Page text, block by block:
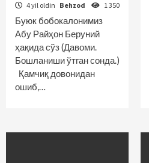
4 yil oldin Behzod 1 350
Буюк бобокалонимиз
Абу Райҳон Беруний
ҳақида сўз (Давоми.
Бошланиши ўтган сонда.)
Қамчиқ довонидан
ошиб,…